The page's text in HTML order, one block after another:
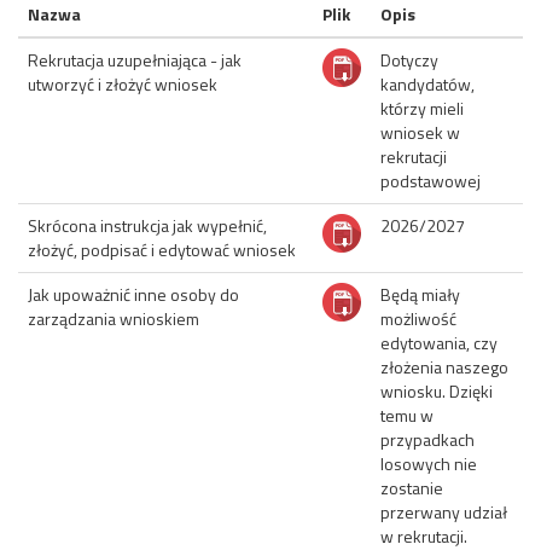
Nazwa Plik
Opis
Rekrutacja uzupełniająca - jak
utworzyć i złożyć wniosek
Dotyczy
kandydatów,
którzy mieli
wniosek w
rekrutacji
podstawowej
Skrócona instrukcja jak wypełnić,
złożyć, podpisać i edytować wniosek
2026/2027
Jak upoważnić inne osoby do
zarządzania wnioskiem
Będą miały
możliwość
edytowania, czy
złożenia naszego
wniosku. Dzięki
temu w
przypadkach
losowych nie
zostanie
przerwany udział
w rekrutacji.